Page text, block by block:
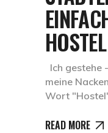
Ich gestehe
meine
Wort
READ MORE